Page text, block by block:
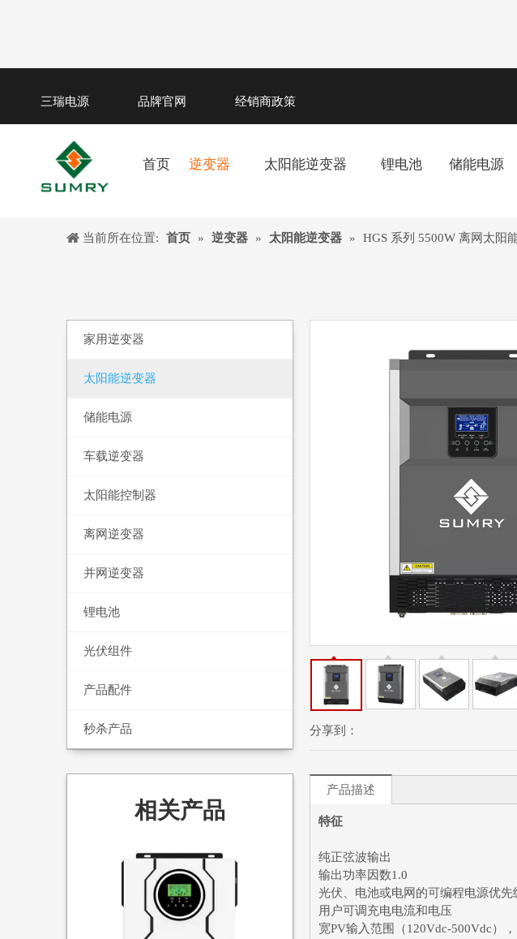
三瑞电源 品牌官网 经销商政策
首页 逆变器 太阳能逆变器 锂电池 储能电源
当前所在位置: 首页 » 逆变器 » 太阳能逆变器 » HGS 系列 5500W 离网太阳
家用逆变器
太阳能逆变器
储能电源
车载逆变器
太阳能控制器
离网逆变器
并网逆变器
锂电池
光伏组件
产品配件
秒杀产品
相关产品
分享到：
产品描述
特征
纯正弦波输出
输出功率因数1.0
光伏、电池或电网的可编程电源优先
用户可调充电电流和电压
宽PV输入范围（120Vdc-500Vdc）